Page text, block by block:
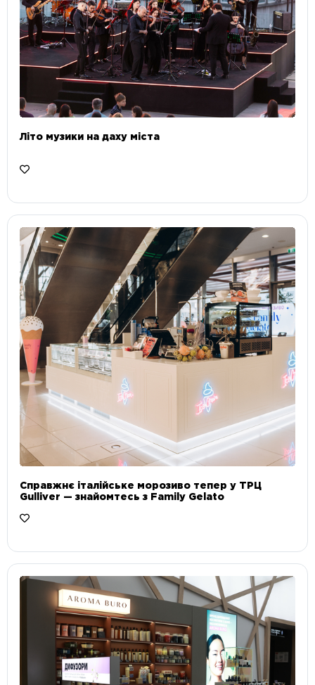
Літо музики на даху міста
Справжнє італійське морозиво тепер у ТРЦ
Gulliver — знайомтесь з Family Gelato